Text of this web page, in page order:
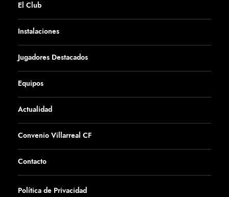
El Club
Instalaciones
Jugadores Destacados
Equipos
Actualidad
Convenio Villarreal CF
Contacto
Política de Privacidad